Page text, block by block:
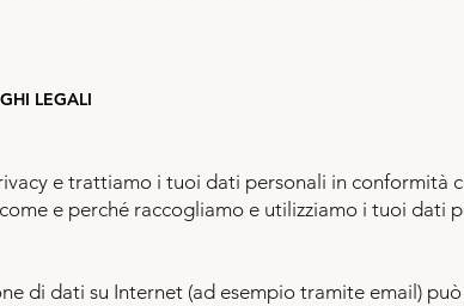
LEGALI
e trattiamo i tuoi dati personali in conformità
e perché raccogliamo e utilizziamo i tuoi dati
di dati su Internet (ad esempio tramite email)